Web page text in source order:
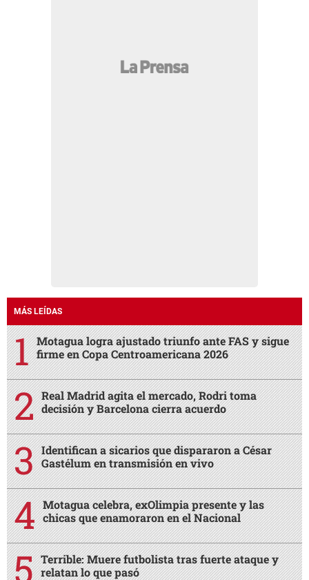
MÁS LEÍDAS
Motagua logra ajustado triunfo ante FAS y sigue
firme en Copa Centroamericana 2026
Real Madrid agita el mercado, Rodri toma
decisión y Barcelona cierra acuerdo
Identifican a sicarios que dispararon a César
Gastélum en transmisión en vivo
Motagua celebra, exOlimpia presente y las
chicas que enamoraron en el Nacional
Terrible: Muere futbolista tras fuerte ataque y
relatan lo que pasó